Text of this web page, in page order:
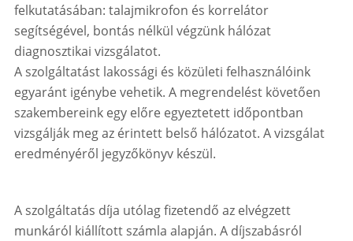
felkutatásában: talajmikrofon és korrelátor
segítségével, bontás nélkül végzünk hálózat
diagnosztikai vizsgálatot.
A szolgáltatást lakossági és közületi felhasználóink
egyaránt igénybe vehetik. A megrendelést követően
szakembereink egy előre egyeztetett időpontban
vizsgálják meg az érintett belső hálózatot. A vizsgálat
eredményéről jegyzőkönyv készül.
A szolgáltatás díja utólag fizetendő az elvégzett
munkáról kiállított számla alapján. A díjszabásról